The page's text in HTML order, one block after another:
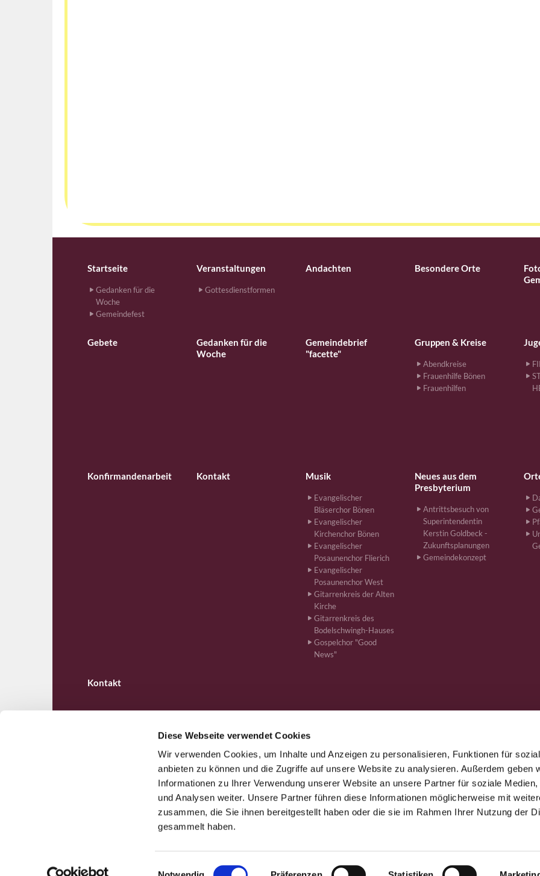
Diese Webseite verwendet Cookies
Wir verwenden Cookies, um Inhalte und Anzeigen zu personalisieren, Funktionen für
anbieten zu können und die Zugriffe auf unsere Website zu analysieren. Außerdem geben
Informationen zu Ihrer Verwendung unserer Website an unsere Partner für soziale Medien,
und Analysen weiter. Unsere Partner führen diese Informationen möglicherweise mit
zusammen, die Sie ihnen bereitgestellt haben oder die sie im Rahmen Ihrer Nutzung der
gesammelt haben.
Startseite
Gedanken für die
Woche
Gemeindefest
Veranstaltungen
Gottesdienstformen
Andachten Besondere Orte
Gebete
Gedanken für die
Woche
Gemeindebrief
"facette"
Gruppen & Kreise
Abendkreise
Frauenhilfe Bönen
Frauenhilfen
Konfirmandenarbeit Kontakt Musik
Evangelischer
Bläserchor Bönen
Evangelischer
Kirchenchor Bönen
Evangelischer
Posaunenchor Flierich
Evangelischer
Posaunenchor West
Gitarrenkreis der Alten
Kirche
Gitarrenkreis des
Bodelschwingh-Hauses
Gospelchor "Good
News"
Neues aus dem
Presbyterium
Antrittsbesuch von
Superintendentin
Kerstin Goldbeck -
Zukunftsplanungen
Gemeindekonzept
Kontakt
Ev. Kirchengemeinde Bönen · Bahnhofstr. 262, 59199 Bönen +4923831610ham-kg-
Kontaktinformationen Impressum